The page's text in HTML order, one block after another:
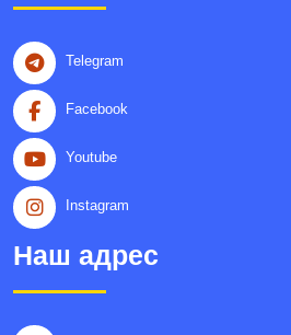
Telegram
Facebook
Youtube
Instagram
Наш адрес